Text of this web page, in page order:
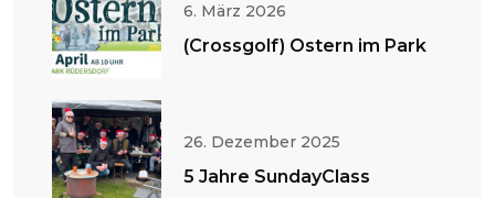
6. März 2026
(Crossgolf) Ostern im Park
26. Dezember 2025
5 Jahre SundayClass